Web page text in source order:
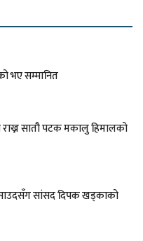
भए सम्मानित
राख्न सातौ पटक मकालु हिमालको
साउदसँग सांसद दिपक खड्काको